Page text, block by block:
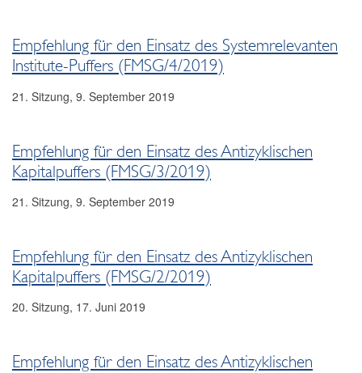
2023
2020
Empfehlung FMSG 4/2019
Empfehlung FMSG 3/2019
Empfehlung FMSG/1/2019
Empfehlung für den Einsatz des Systemrelevanten
Institute-Puffers (FMSG/4/2019)
21. Sitzung, 9. September 2019
Empfehlung für den Einsatz des Antizyklischen
Kapitalpuffers (FMSG/3/2019)
21. Sitzung, 9. September 2019
Empfehlung für den Einsatz des Antizyklischen
Kapitalpuffers (FMSG/2/2019)
20. Sitzung, 17. Juni 2019
Empfehlung für den Einsatz des Antizyklischen